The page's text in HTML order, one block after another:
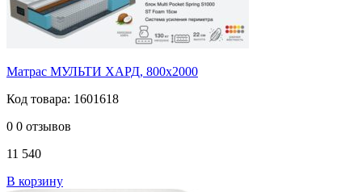
Матрас МУЛЬТИ ХАРД, 800х2000
Код товара: 1601618
0 0 отзывов
11 540
В корзину